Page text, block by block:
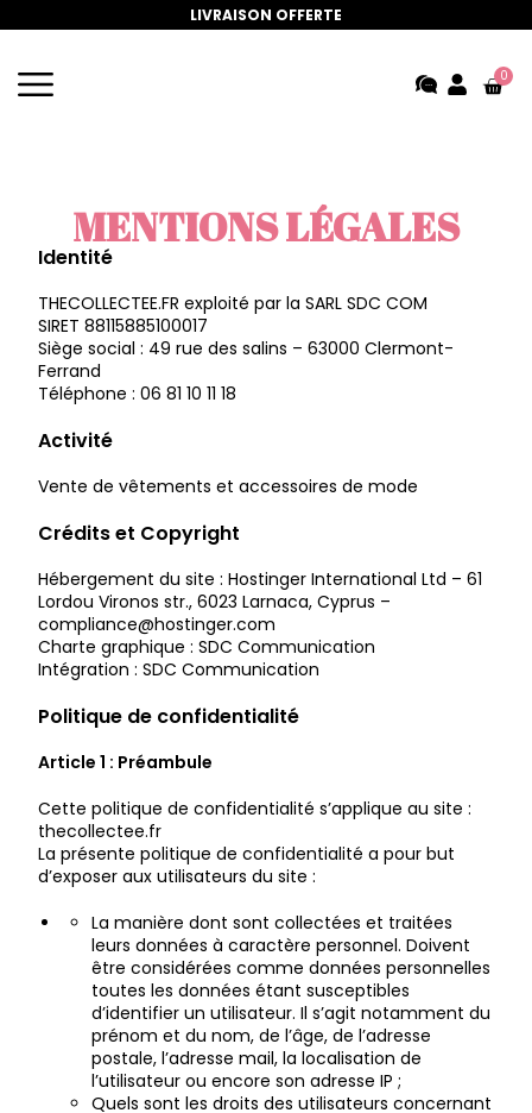
LIVRAISON OFFERTE
0
MENTIONS LÉGALES
Identité
THECOLLECTEE.FR exploité par la SARL SDC COM
SIRET88115885100017
Siège social : 49 rue des salins – 63000 Clermont-
Ferrand
Téléphone : 06 81 10 11 18
Activité
Vente de vêtements et accessoires de mode
Crédits et Copyright
Hébergement du site : Hostinger International Ltd – 61
Lordou Vironos str., 6023 Larnaca, Cyprus –
compliance@hostinger.com
Charte graphique : SDC Communication
Intégration :SDC Communication
Politique de confidentialité
Article 1 : Préambule
Cette politique de confidentialité s’applique au site :
thecollectee.fr
La présente politique de confidentialité a pour but
d’exposer aux utilisateurs du site :
La manière dont sont collectées et traitées
leurs données à caractère personnel. Doivent
être considérées comme données personnelles
toutes les données étant susceptibles
d’identifier un utilisateur. Il s’agit notamment du
prénom et du nom, de l’âge, de l’adresse
postale, l’adresse mail, la localisation de
l’utilisateur ou encore son adresse IP ;
Quels sont les droits des utilisateurs concernant